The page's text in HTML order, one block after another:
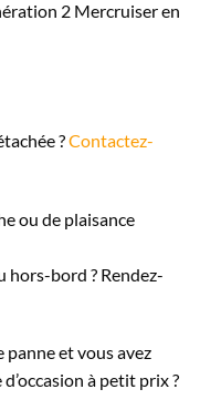
2 Mercruiser en
?Contactez-
ou de plaisance
hors-bord ? Rendez-
panne et vous avez
à petit prix ?